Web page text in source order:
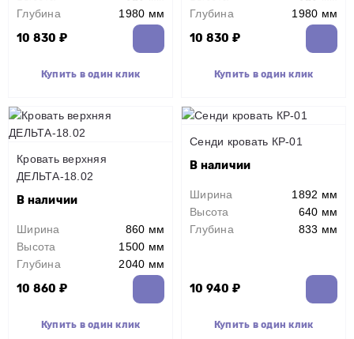
Глубина
1980 мм
10 830 ₽
Купить в один клик
Глубина
1980 мм
10 830 ₽
Купить в один клик
Кровать верхняя
ДЕЛЬТА-18.02
В наличии
Ширина
860 мм
Высота
1500 мм
Глубина
2040 мм
10 860 ₽
Купить в один клик
Сенди кровать КР-01
В наличии
Ширина
1892 мм
Высота
640 мм
Глубина
833 мм
10 940 ₽
Купить в один клик